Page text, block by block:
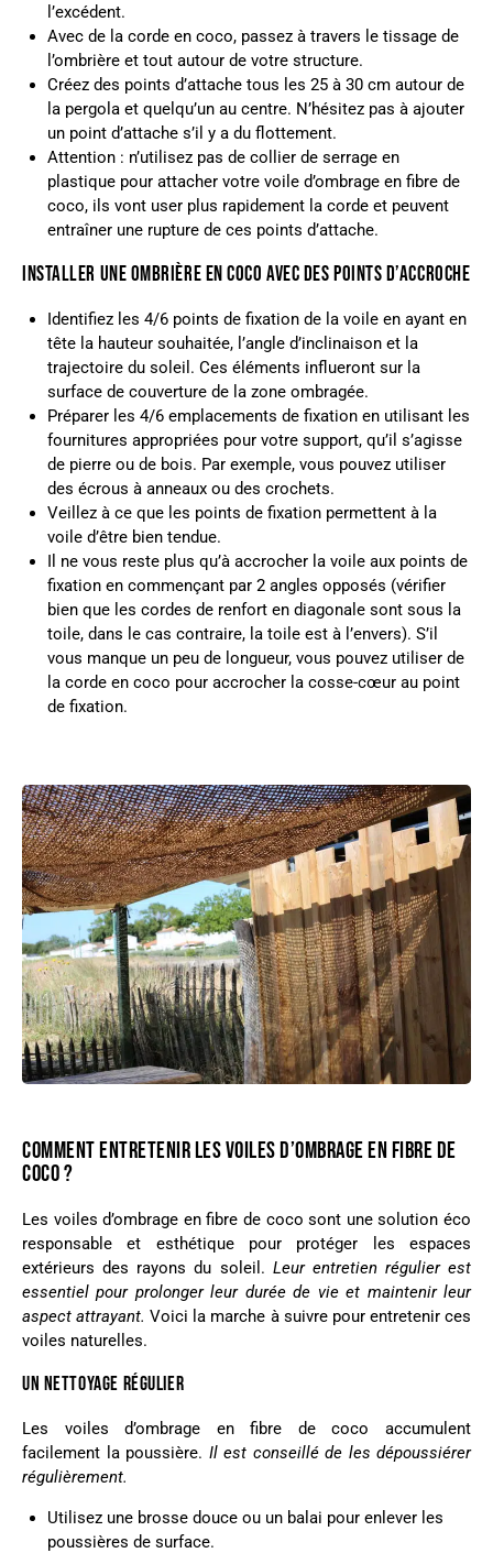
l’excédent.
Avec de la corde en coco, passez à travers le tissage de
l’ombrière et tout autour de votre structure.
Créez des points d’attache tous les 25 à 30 cm autour de
la pergola et quelqu’un au centre. N’hésitez pas à ajouter
un point d’attache s’il y a du flottement.
Attention : n’utilisez pas de collier de serrage en
plastique pour attacher votre voile d’ombrage en fibre de
coco, ils vont user plus rapidement la corde et peuvent
entraîner une rupture de ces points d’attache.
INSTALLER UNE OMBRIÈRE EN COCO AVEC DES POINTS D’ACCROCHE
Identifiez les 4/6 points de fixation de la voile en ayant en
tête la hauteur souhaitée, l’angle d’inclinaison et la
trajectoire du soleil. Ces éléments influeront sur la
surface de couverture de la zone ombragée.
Préparer les 4/6 emplacements de fixation en utilisant les
fournitures appropriées pour votre support, qu’il s’agisse
de pierre ou de bois. Par exemple, vous pouvez utiliser
des écrous à anneaux ou des crochets.
Veillez à ce que les points de fixation permettent à la
voile d’être bien tendue.
Il ne vous reste plus qu’à accrocher la voile aux points de
fixation en commençant par 2 angles opposés (vérifier
bien que les cordes de renfort en diagonale sont sous la
toile, dans le cas contraire, la toile est à l’envers). S’il
vous manque un peu de longueur, vous pouvez utiliser de
la corde en coco pour accrocher la cosse-cœur au point
de fixation.
COMMENT ENTRETENIR LES VOILES D’OMBRAGE EN FIBRE DE
COCO ?
Les voiles d’ombrage en fibre de coco sont une solution éco
responsable et esthétique pour protéger les espaces
extérieurs des rayons du soleil. Leur entretien régulier est
essentiel pour prolonger leur durée de vie et maintenir leur
aspect attrayant. Voici la marche à suivre pour entretenir ces
voiles naturelles.
UN NETTOYAGE RÉGULIER
Les voiles d’ombrage en fibre de coco accumulent
facilement la poussière. Il est conseillé de les dépoussiérer
régulièrement.
Utilisez une brosse douce ou un balai pour enlever les
poussières de surface.